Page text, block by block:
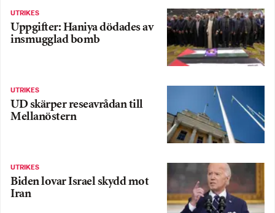
UTRIKES
Uppgifter: Haniya dödades av
insmugglad bomb
UTRIKES
UD skärper reseavrådan till
Mellanöstern
UTRIKES
Biden lovar Israel skydd mot
Iran